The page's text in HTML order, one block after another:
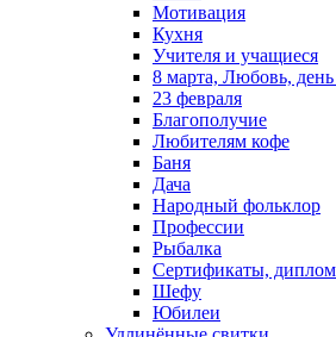
Мотивация
Кухня
Учителя и учащиеся
8 марта, Любовь,
23 февраля
Благополучие
Любителям кофе
Баня
Дача
Народный фольклор
Профессии
Рыбалка
Сертификаты,
Шефу
Юбилеи